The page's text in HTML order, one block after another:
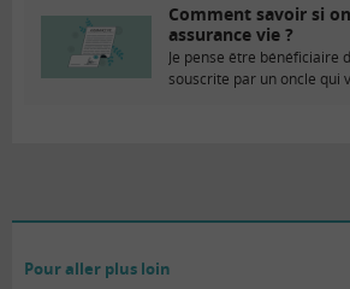
Comment savoir si
assurance vie ?
Je pense être bénéficiaire
souscrite par un oncle qui
Pour aller plus loin